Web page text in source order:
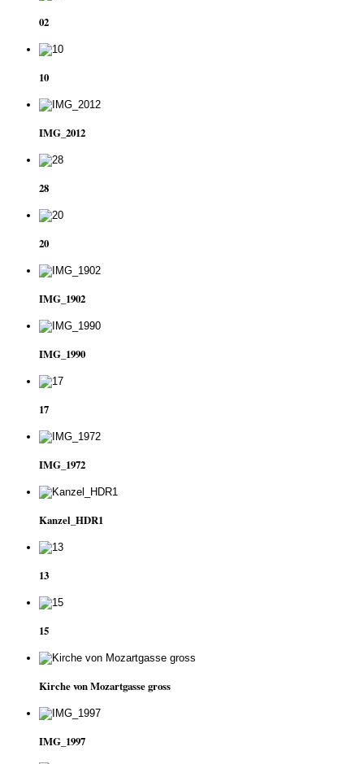
02
10
IMG_2012
28
20
IMG_1902
IMG_1990
17
IMG_1972
Kanzel_HDR1
13
15
Kirche von Mozartgasse gross
IMG_1997